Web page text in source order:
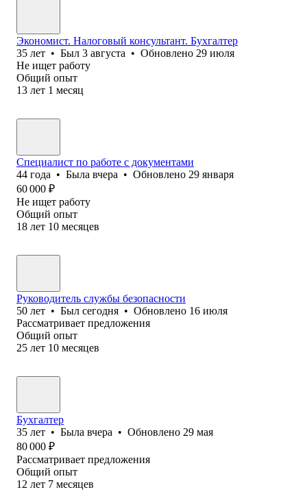
Экономист. Налоговый консультант. Бухгалтер
35 лет • Был 3 августа • Обновлено 29 июля
Не ищет работу
Общий опыт
13 лет 1 месяц
Специалист по работе с документами
44 года • Была вчера • Обновлено 29 января
60 000 ₽
Не ищет работу
Общий опыт
18 лет 10 месяцев
Руководитель службы безопасности
50 лет • Был сегодня • Обновлено 16 июля
Рассматривает предложения
Общий опыт
25 лет 10 месяцев
Бухгалтер
35 лет • Была вчера • Обновлено 29 мая
80 000 ₽
Рассматривает предложения
Общий опыт
12 лет 7 месяцев